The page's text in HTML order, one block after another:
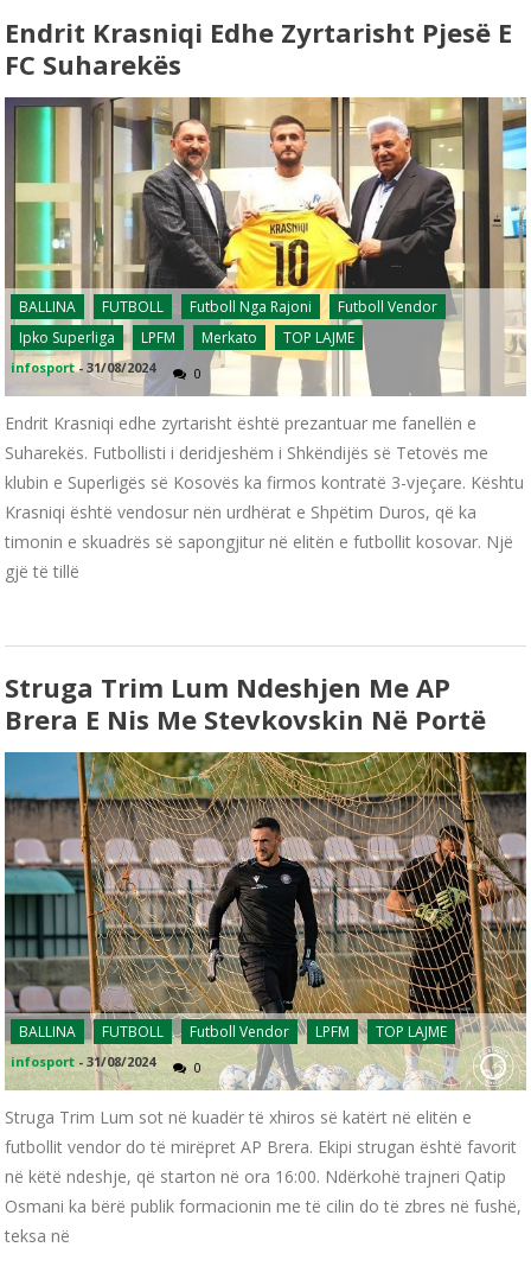
Endrit Krasniqi Edhe Zyrtarisht Pjesë E
FC Suharekës
BALLINA FUTBOLL Futboll Nga Rajoni
Futboll Vendor
Ipko Superliga
LPFM Merkato TOP LAJME
infosport -31/08/2024 0
Endrit Krasniqi edhe zyrtarisht është prezantuar me fanellën e
Suharekës. Futbollisti i deridjeshëm i Shkëndijës së Tetovës me
klubin e Superligës së Kosovës ka firmos kontratë 3-vjeçare. Kështu
Krasniqi është vendosur nën urdhërat e Shpëtim Duros, që ka
timonin e skuadrës së sapongjitur në elitën e futbollit kosovar. Një
gjë të tillë
Struga Trim Lum Ndeshjen Me AP
Brera E Nis Me Stevkovskin Në Portë
BALLINA FUTBOLL Futboll Vendor LPFM TOP LAJME
infosport -31/08/2024 0
Struga Trim Lum sot në kuadër të xhiros së katërt në elitën e
futbollit vendor do të mirëpret AP Brera. Ekipi strugan është favorit
në këtë ndeshje, që starton në ora 16:00. Ndërkohë trajneri Qatip
Osmani ka bërë publik formacionin me të cilin do të zbres në fushë,
teksa në